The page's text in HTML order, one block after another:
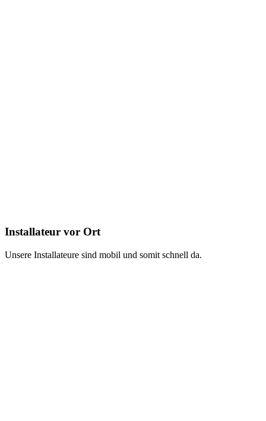
Installateur vor Ort
Unsere Installateure sind mobil und somit schnell da.